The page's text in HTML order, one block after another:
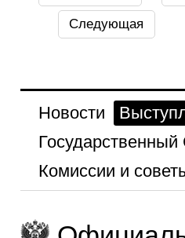
Следующая
Новости
Государственный
Комиссии и